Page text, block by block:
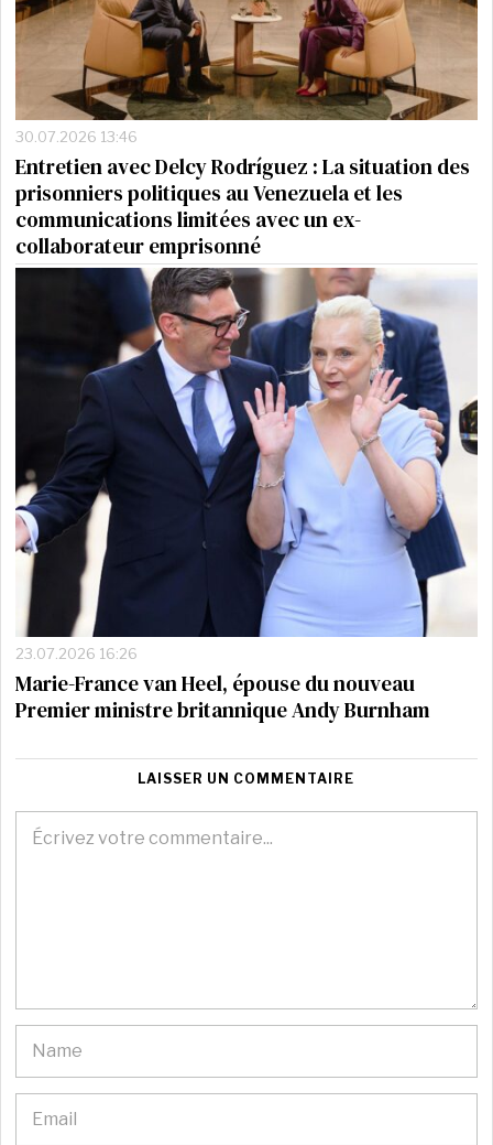
30.07.2026 13:46
Entretien avec Delcy Rodríguez : La situation des
prisonniers politiques au Venezuela et les
communications limitées avec un ex-
collaborateur emprisonné
23.07.2026 16:26
Marie-France van Heel, épouse du nouveau
Premier ministre britannique Andy Burnham
LAISSER UN COMMENTAIRE